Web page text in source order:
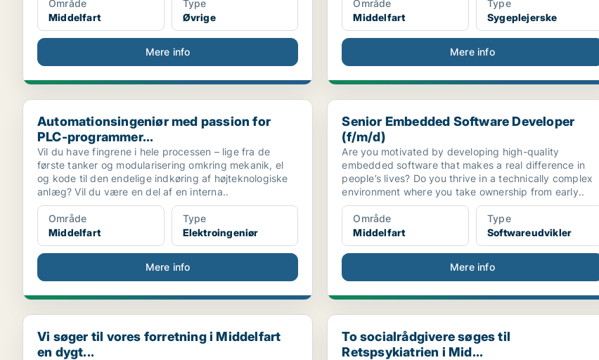
Område
Middelfart
Type
Øvrige
Mere info
Område
Middelfart
Type
Sygeplejerske
Mere info
Automationsingeniør med passion for PLC-programmer...
Automationsingeniør med passion for
PLC-programmer...
Vil du have fingrene i hele processen – lige fra de
første tanker og modularisering omkring mekanik, el
og kode til den endelige indkøring af højteknologiske
anlæg? Vil du være en del af en interna..
Område
Middelfart
Type
Elektroingeniør
Mere info
Senior Embedded Software Developer (f/m/d)
Senior Embedded Software Developer
(f/m/d)
Are you motivated by developing high-quality
embedded software that makes a real difference in
people’s lives? Do you thrive in a technically complex
environment where you take ownership from early..
Område
Middelfart
Type
Softwareudvikler
Mere info
Vi søger til vores forretning i Middelfart en dygt...
Vi søger til vores forretning i Middelfart
en dygt...
To socialrådgivere søges til Retspsykiatrien i Mid...
To socialrådgivere søges til
Retspsykiatrien i Mid...